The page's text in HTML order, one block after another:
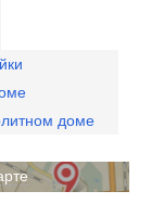
доме